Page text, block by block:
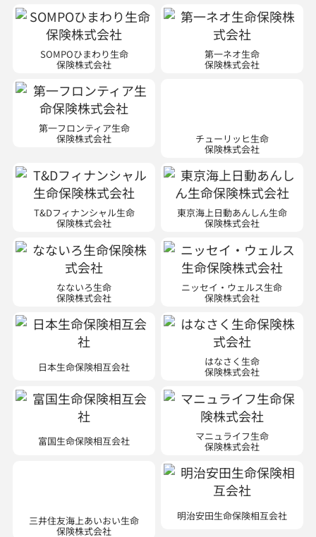
SOMPOひまわり生命
保険株式会社
第一ネオ生命
保険株式会社
第一フロンティア生命
保険株式会社 保険株式会社
T&Dフィナンシャル生命
保険株式会社
東京海上日動あんしん生命
保険株式会社
なないろ生命
保険株式会社
ニッセイ・ウェルス生命
保険株式会社
はなさく生命
保険株式会社
マニュライフ生命
保険株式会社